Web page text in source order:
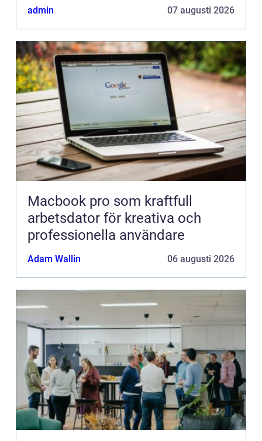
admin 07 augusti 2026
Macbook pro som kraftfull
arbetsdator för kreativa och
professionella användare
Adam Wallin 06 augusti 2026